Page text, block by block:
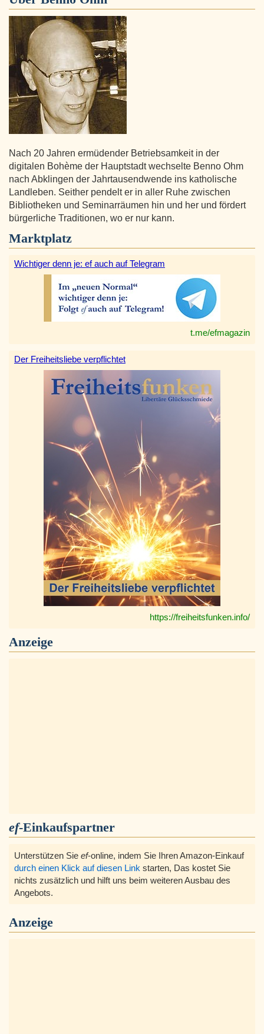
Nach 20 Jahren ermüdender Betriebsamkeit in der
digitalen Bohème der Hauptstadt wechselte Benno Ohm
nach Abklingen der Jahrtausendwende ins katholische
Landleben. Seither pendelt er in aller Ruhe zwischen
Bibliotheken und Seminarräumen hin und her und fördert
bürgerliche Traditionen, wo er nur kann.
Marktplatz
Wichtiger denn je: ef auch auf Telegram
t.me/efmagazin
Der Freiheitsliebe verpflichtet
https://freiheitsfunken.info/
Anzeige
ef-Einkaufspartner
Unterstützen Sie ef-online, indem Sie Ihren Amazon-Einkauf
durch einen Klick auf diesen Link starten, Das kostet Sie
nichts zusätzlich und hilft uns beim weiteren Ausbau des
Angebots.
Anzeige